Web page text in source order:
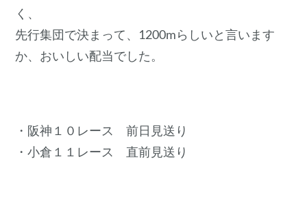
く、
先行集団で決まって、1200mらしいと言います
か、おいしい配当でした。
・阪神１０レース 前日見送り
・小倉１１レース 直前見送り